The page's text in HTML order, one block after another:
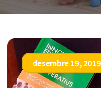
desembre 19, 2019